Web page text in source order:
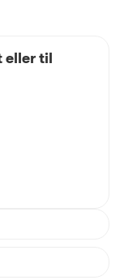
eller til